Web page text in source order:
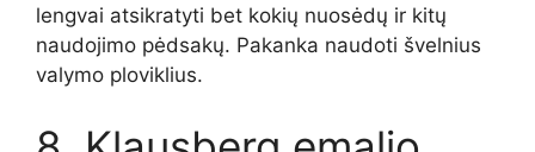
lengvai atsikratyti bet kokių nuosėdų ir kitų
naudojimo pėdsakų. Pakanka naudoti švelnius
valymo ploviklius.